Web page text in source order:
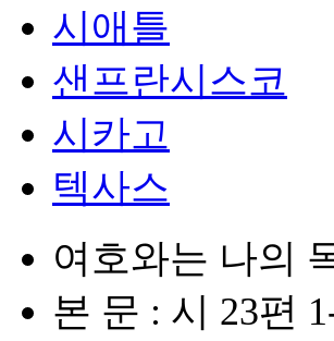
시애틀
샌프란시스코
시카고
텍사스
여호와는 나의
본 문 : 시 23편